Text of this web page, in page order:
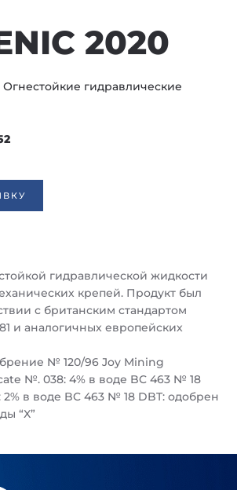
2020
Огнестойкие гидравлические
гидравлической жидкости
крепей. Продукт был
с британским стандартом
и аналогичных европейских
№ 120/96 Joy Mining
№. 038: 4% в воде BC 463 № 18
в воде BC 463 № 18 DBT: одобрен
“X”